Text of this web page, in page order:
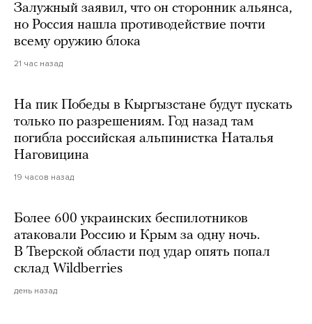
Залужный заявил, что он сторонник альянса,
но Россия нашла противодействие почти
всему оружию блока
21 час назад
На пик Победы в Кыргызстане будут пускать
только по разрешениям. Год назад там
погибла российская альпинистка Наталья
Наговицина
19 часов назад
Более 600 украинских беспилотников
атаковали Россию и Крым за одну ночь.
В Тверской области под удар опять попал
склад Wildberries
день назад